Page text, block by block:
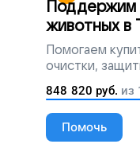
Поддержим
животных в
разлива
Помогаем
очистки,
лекарства,
848 820 руб. из
Помочь